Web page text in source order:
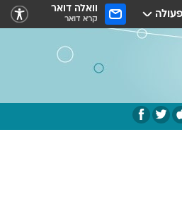
וואלה דואר
קרא דואר